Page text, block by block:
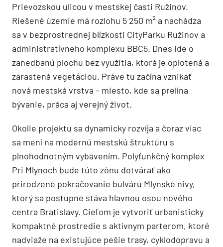
Prievozskou ulicou v mestskej časti Ružinov.
Riešené územie má rozlohu 5 250 m² a nachádza
sa v bezprostrednej blízkosti CityParku Ružinov a
administratívneho komplexu BBC5. Dnes ide o
zanedbanú plochu bez využitia, ktorá je oplotená a
zarastená vegetáciou. Práve tu začína vznikať
nová mestská vrstva – miesto, kde sa prelína
bývanie, práca aj verejný život.
Okolie projektu sa dynamicky rozvíja a čoraz viac
sa mení na modernú mestskú štruktúru s
plnohodnotným vybavením. Polyfunkčný komplex
Pri Mlynoch bude túto zónu dotvárať ako
prirodzené pokračovanie bulváru Mlynské nivy,
ktorý sa postupne stáva hlavnou osou nového
centra Bratislavy. Cieľom je vytvoriť urbanisticky
kompaktné prostredie s aktívnym parterom, ktoré
nadviaže na existujúce pešie trasy, cyklodopravu a